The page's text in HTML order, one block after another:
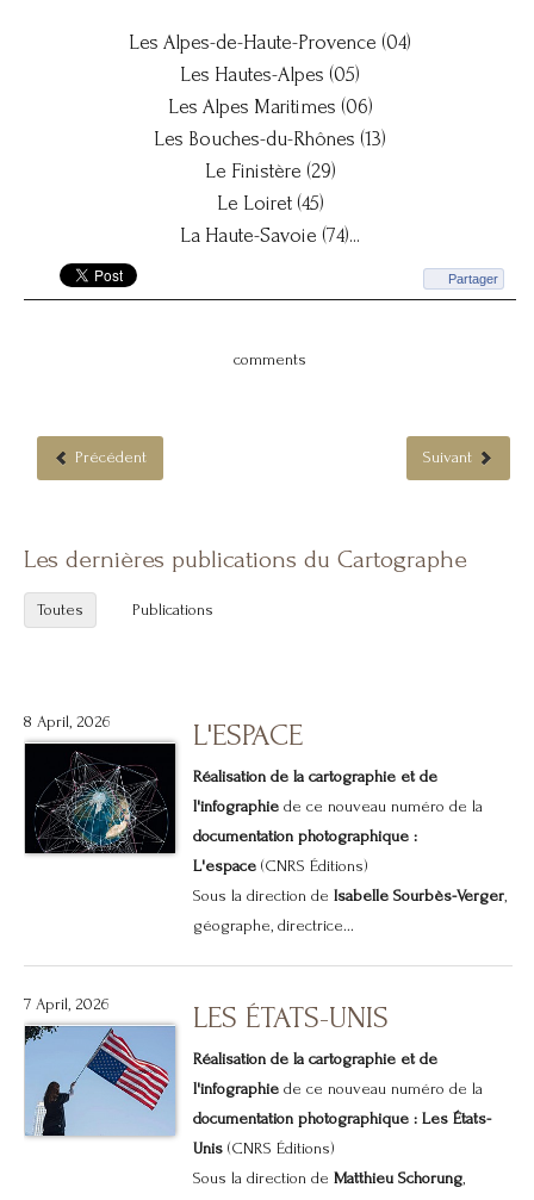
Les Alpes-de-Haute-Provence (04)
Les Hautes-Alpes (05)
Les Alpes Maritimes (06)
Les Bouches-du-Rhônes (13)
Le Finistère (29)
Le Loiret (45)
La Haute-Savoie (74)...
Partager
comments
Précédent Suivant
Les dernières publications du Cartographe
Toutes Publications
8 April, 2026 L'ESPACE
Réalisation de la cartographie et de
l'infographiede ce nouveau numéro de la
documentation photographique :
L'espace(CNRS Éditions)
Sous la direction de Isabelle Sourbès-Verger,
géographe, directrice...
7 April, 2026 LES ÉTATS-UNIS
Réalisation de la cartographie et de
l'infographiede ce nouveau numéro de la
documentation photographique : Les États-
Unis(CNRS Éditions)
Sous la direction de Matthieu Schorung,